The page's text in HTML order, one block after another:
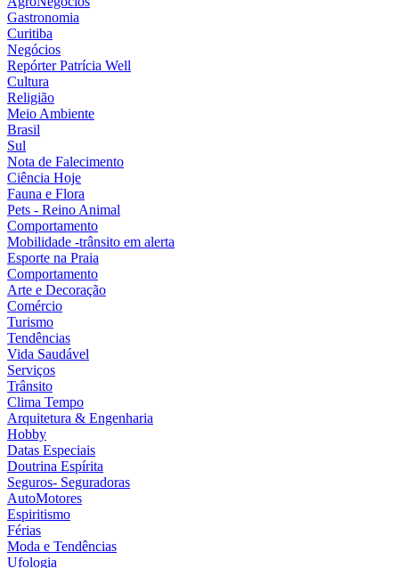
Gastronomia
Curitiba
Negócios
Repórter Patrícia Well
Cultura
Religião
Meio Ambiente
Brasil
Sul
Nota de Falecimento
Ciência Hoje
Fauna e Flora
Pets - Reino Animal
Comportamento
Mobilidade -trânsito em alerta
Esporte na Praia
Comportamento
Arte e Decoração
Comércio
Turismo
Tendências
Vida Saudável
Serviços
Trânsito
Clima Tempo
Arquitetura & Engenharia
Hobby
Datas Especiais
Doutrina Espírita
Seguros- Seguradoras
AutoMotores
Espiritismo
Férias
Moda e Tendências
Ufologia